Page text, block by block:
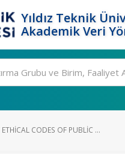
Yıldız Teknik
Akademik Veri
CODES OF PUBLIC ...